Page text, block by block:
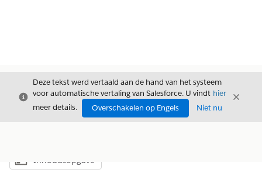
Sluiten
Deze tekst werd vertaald aan de hand van het systeem
voor automatische vertaling van Salesforce. U vindt hier
meer details.
Overschakelen op Engels Niet nu
Sluiten
Inhoudsopgave weergeven
Inhoudsopgave